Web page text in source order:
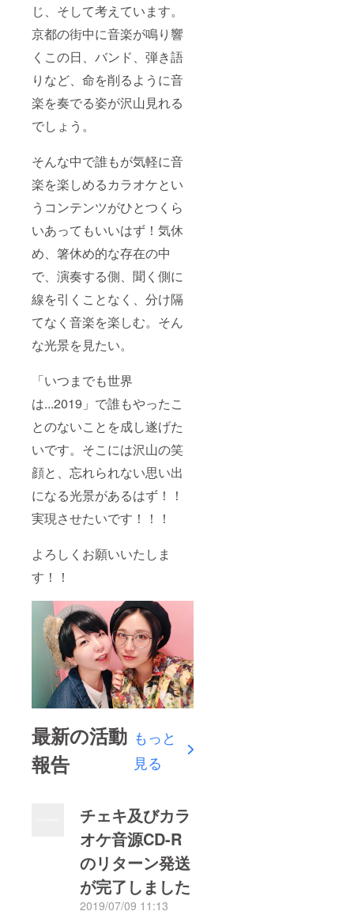
じ、そして考えています。
京都の街中に音楽が鳴り響
くこの日、バンド、弾き語
りなど、命を削るように音
楽を奏でる姿が沢山見れる
でしょう。
そんな中で誰もが気軽に音
楽を楽しめるカラオケとい
うコンテンツがひとつくら
いあってもいいはず！気休
め、箸休め的な存在の中
で、演奏する側、聞く側に
線を引くことなく、分け隔
てなく音楽を楽しむ。そん
な光景を見たい。
「いつまでも世界
は...2019」で誰もやったこ
とのないことを成し遂げた
いです。そこには沢山の笑
顔と、忘れられない思い出
になる光景があるはず！！
実現させたいです！！！
よろしくお願いいたしま
す！！
最新の活動
報告
もっと
見る
チェキ及びカラ
オケ音源CD-R
のリターン発送
が完了しました
2019/07/09 11:13